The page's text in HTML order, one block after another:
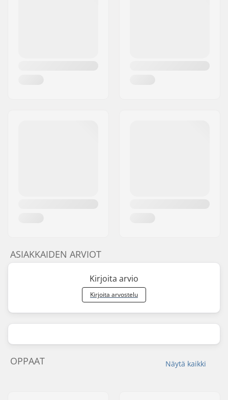
ASIAKKAIDEN ARVIOT
Kirjoita arvio
Kirjoita arvostelu
Näytä kaikki
OPPAAT